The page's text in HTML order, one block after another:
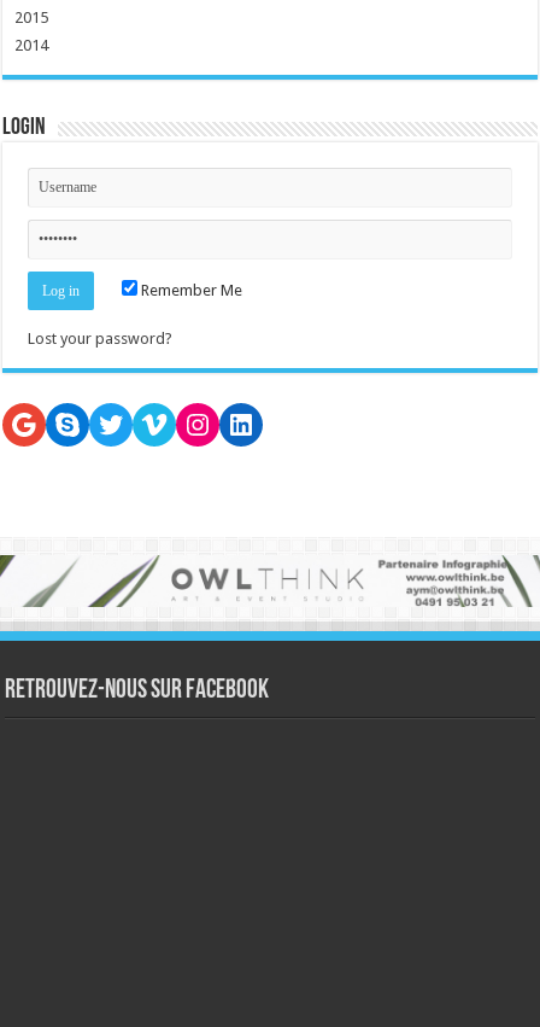
2015
2014
Login
Remember Me
Lost your password?
Google
SkypeTwitter
VimeoInstagram
LinkedIn
Retrouvez-nous sur Facebook